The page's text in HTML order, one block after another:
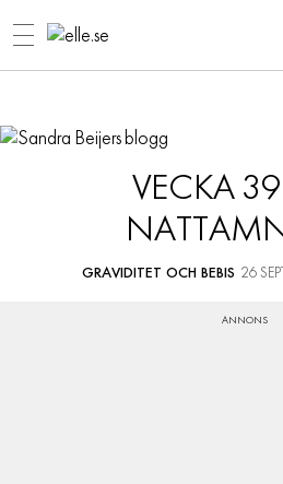
BEAUTY
Sandra Beijers blogg
OM SANDRA
VECKA
GRAVIDITET OCH BEBIS 26